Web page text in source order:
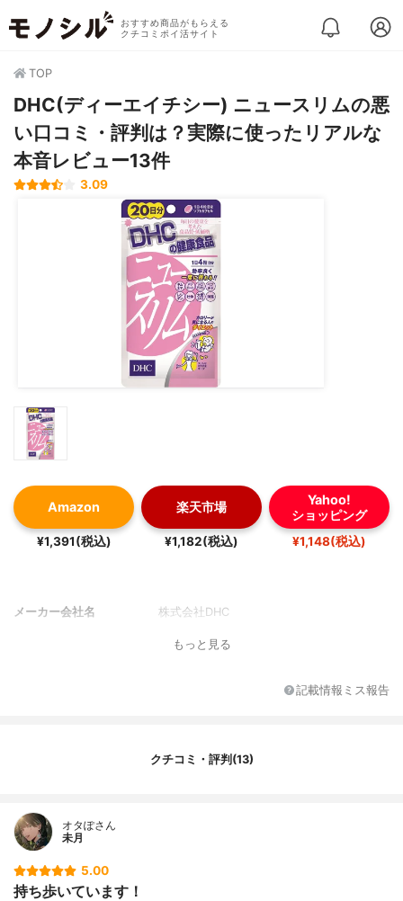
おすすめ商品がもらえる
クチコミポイ活サイト
TOP
DHC(ディーエイチシー) ニュースリムの悪
い口コミ・評判は？実際に使ったリアルな
本音レビュー13件
3.09
Amazon
¥1,391(税込)
楽天市場
¥1,182(税込)
Yahoo!
ショッピング
¥1,148(税込)
メーカー会社名 株式会社DHC
もっと見る
記載情報ミス報告
クチコミ・評判(13)
オタぽさん
未月
5.00
持ち歩いています！